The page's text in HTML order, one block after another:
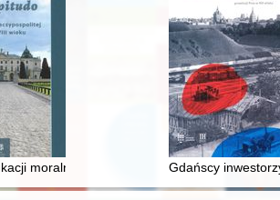
moralnej synów szlacheckich w XVI-
Gdańscy